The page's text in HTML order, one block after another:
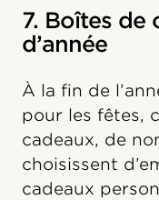
7. Boîtes de
d’année
À la fin de
pour les fêtes,
cadeaux, de
choisissent
cadeaux